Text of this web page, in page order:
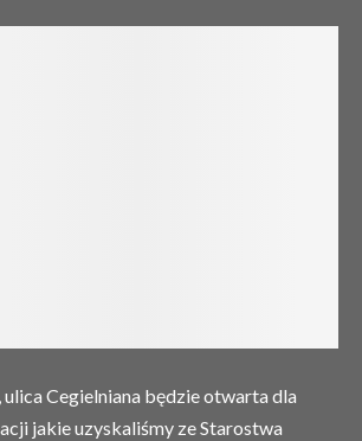
ulica Cegielniana będzie otwarta dla
jakie uzyskaliśmy ze Starostwa